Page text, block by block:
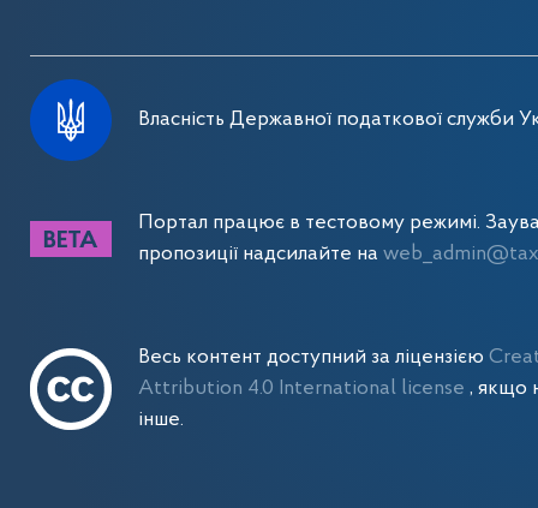
Власність Державної податкової служби
Портал працює в тестовому режимі.
пропозиції надсилайте на
Весь контент доступний за ліцензією
Attribution 4.0 International license , якщо
інше.